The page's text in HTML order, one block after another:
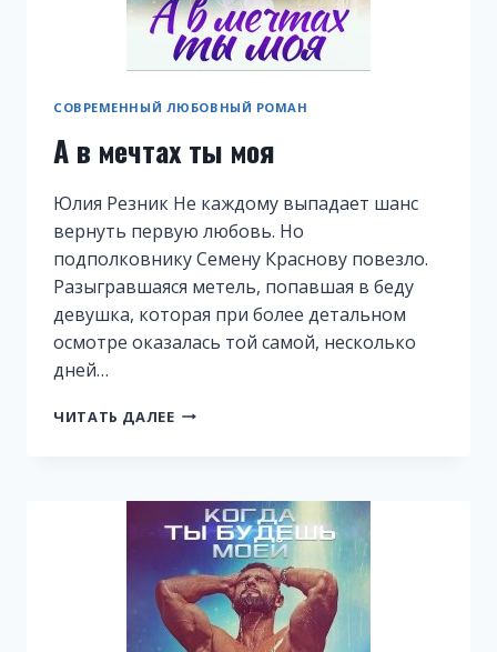
СОВРЕМЕННЫЙ ЛЮБОВНЫЙ РОМАН
А в мечтах ты моя
Юлия Резник Не каждому выпадает шанс
вернуть первую любовь. Но
подполковнику Семену Краснову повезло.
Разыгравшаяся метель, попавшая в беду
девушка, которая при более детальном
осмотре оказалась той самой, несколько
дней…
ЧИТАТЬ ДАЛЕЕ А
МОЯ